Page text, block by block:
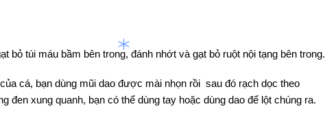
bỏ túi máu bầm bên trong, đánh nhớt và gạt bỏ ruột nội tạng bên trong.
cá, bạn dùng mũi dao được mài nhọn rồi sau đó rạch dọc theo
xung quanh, bạn có thể dùng tay hoặc dùng dao để lột chúng ra.